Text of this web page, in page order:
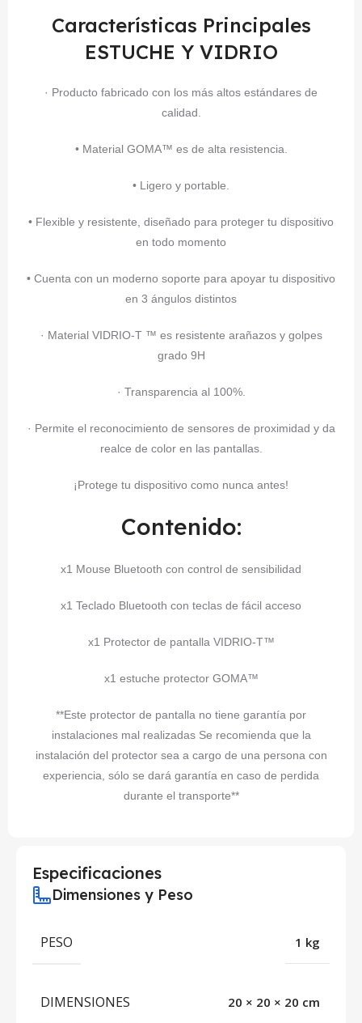
Características Principales
ESTUCHE Y VIDRIO
· Producto fabricado con los más altos estándares de
calidad.
• Material GOMA™ es de alta resistencia.
• Ligero y portable.
• Flexible y resistente, diseñado para proteger tu dispositivo
en todo momento
• Cuenta con un moderno soporte para apoyar tu dispositivo
en 3 ángulos distintos
· Material VIDRIO-T ™ es resistente arañazos y golpes
grado 9H
· Transparencia al 100%.
· Permite el reconocimiento de sensores de proximidad y da
realce de color en las pantallas.
¡Protege tu dispositivo como nunca antes!
Contenido:
x1 Mouse Bluetooth con control de sensibilidad
x1 Teclado Bluetooth con teclas de fácil acceso
x1 Protector de pantalla VIDRIO-T™
x1 estuche protector GOMA™
**Este protector de pantalla no tiene garantía por
instalaciones mal realizadas Se recomienda que la
instalación del protector sea a cargo de una persona con
experiencia, sólo se dará garantía en caso de perdida
durante el transporte**
Especificaciones
Dimensiones y Peso
PESO 1 kg
DIMENSIONES 20 × 20 × 20 cm